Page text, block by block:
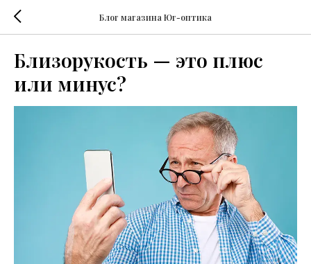
Блог магазина Юг-оптика
Близорукость — это плюс
или минус?